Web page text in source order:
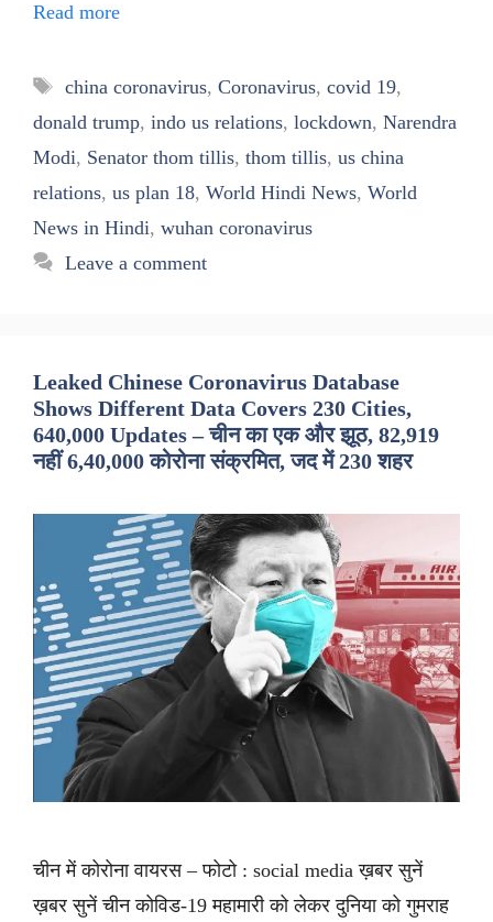
Read more
Tags
china coronavirus, Coronavirus, covid 19,
donald trump, indo us relations, lockdown, Narendra
Modi, Senator thom tillis, thom tillis, us china
relations, us plan 18, World Hindi News, World
News in Hindi, wuhan coronavirus
Leave a comment
Leaked Chinese Coronavirus Database
Shows Different Data Covers 230 Cities,
640,000 Updates – चीन का एक और झूठ, 82,919
नहीं 6,40,000 कोरोना संक्रमित, जद में 230 शहर
चीन में कोरोना वायरस – फोटो : social media ख़बर सुनें
ख़बर सुनें चीन कोविड-19 महामारी को लेकर दुनिया को गुमराह